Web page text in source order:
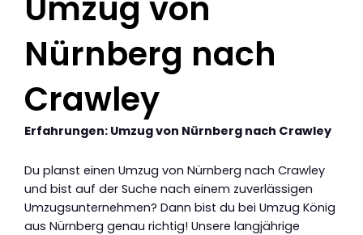
Umzug von
Nürnberg nach
Crawley
Erfahrungen: Umzug von Nürnberg nach Crawley
Du planst einen Umzug von Nürnberg nach Crawley
und bist auf der Suche nach einem zuverlässigen
Umzugsunternehmen? Dann bist du bei Umzug König
aus Nürnberg genau richtig! Unsere langjährige